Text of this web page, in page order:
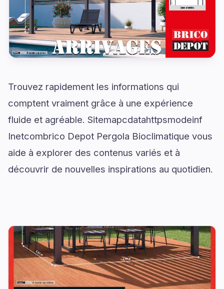
Trouvez rapidement les informations qui
comptent vraiment grâce à une expérience
fluide et agréable. Sitemapcdatahttpsmodeinf
Inetcombrico Depot Pergola Bioclimatique vous
aide à explorer des contenus variés et à
découvrir de nouvelles inspirations au quotidien.